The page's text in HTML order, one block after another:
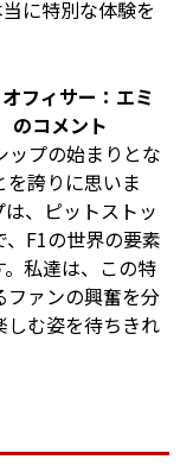
に特別な体験を
フィサー：エミ
のコメント
ップの始まりとな
誇りに思いま
、ピットストッ
F1の世界の要素
私達は、この特
ファンの興奮を分
しむ姿を待ちきれ